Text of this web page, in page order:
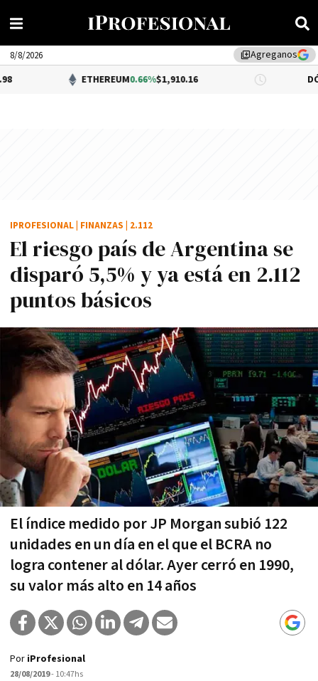
library_addAgreganos
8/8/2026
ETHEREUM 0.66%$1,910.16 DÓLAR BNA
El riesgo país de Argentina se
disparó 5,5% y ya está en 2.112
puntos básicos
El índice medido por JP Morgan subió 122
unidades en un día en el que el BCRA no
logra contener al dólar. Ayer cerró en 1990,
su valor más alto en 14 años
IPROFESIONAL FINANZAS 2.112
Por iProfesional
28/08/2019- 10:47hs